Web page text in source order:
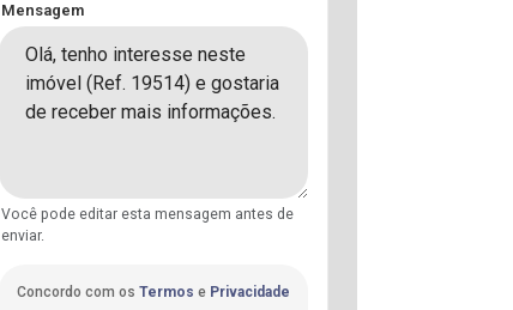
Mensagem
Você pode editar esta mensagem antes de
enviar.
Concordo com os Termos e Privacidade